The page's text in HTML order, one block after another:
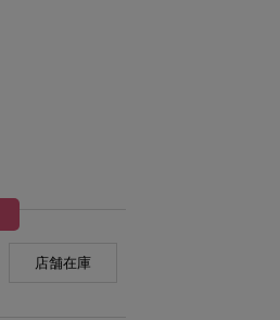
店舗在庫